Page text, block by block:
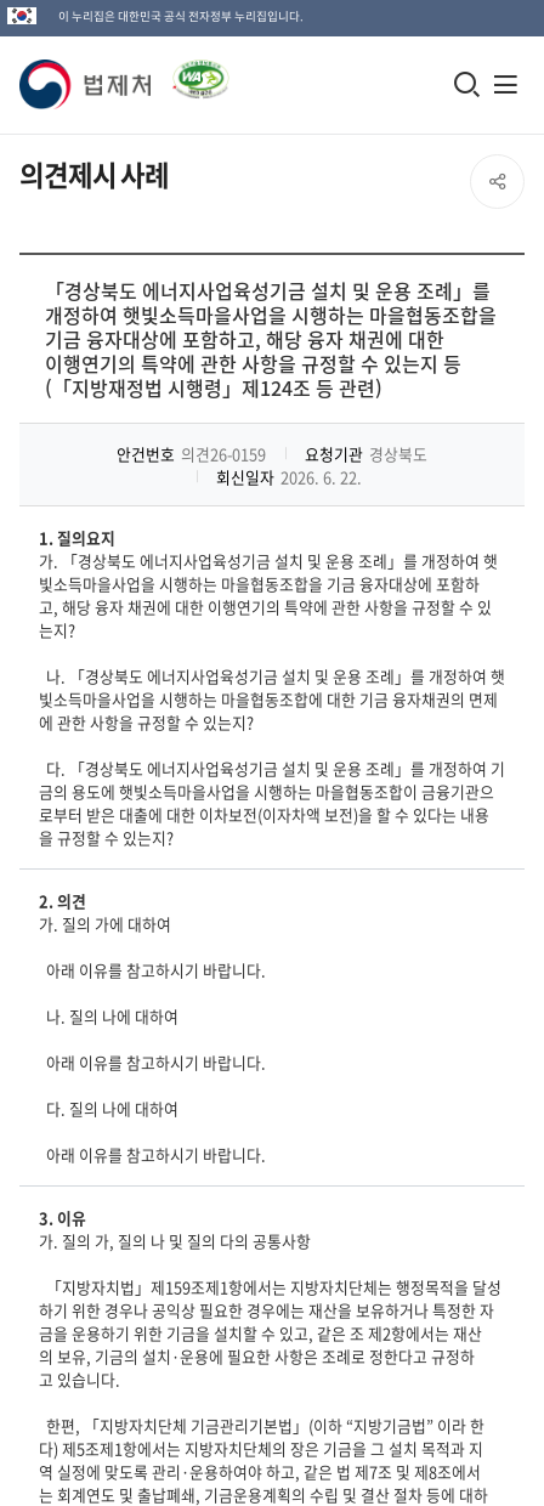
이 누리집은 대한민국 공식 전자정부 누리집입니다.
법
제
처
고
모
창
열
기
의견제시 사례 SNS
「경상북도 에너지사업육성기금 설치 및 운용 조례」를
개정하여 햇빛소득마을사업을 시행하는 마을협동조합을
기금 융자대상에 포함하고, 해당 융자 채권에 대한
이행연기의 특약에 관한 사항을 규정할 수 있는지 등
(「지방재정법 시행령」제124조 등 관련)
안건번호 의견26-0159 요청기관 경상북도
회신일자 2026. 6. 22.
1. 질의요지
가. 「경상북도 에너지사업육성기금 설치 및 운용 조례」를 개정하여 햇
빛소득마을사업을 시행하는 마을협동조합을 기금 융자대상에 포함하
고, 해당 융자 채권에 대한 이행연기의 특약에 관한 사항을 규정할 수 있
는지?
나. 「경상북도 에너지사업육성기금 설치 및 운용 조례」를 개정하여 햇
빛소득마을사업을 시행하는 마을협동조합에 대한 기금 융자채권의 면제
에 관한 사항을 규정할 수 있는지?
다. 「경상북도 에너지사업육성기금 설치 및 운용 조례」를 개정하여 기
금의 용도에 햇빛소득마을사업을 시행하는 마을협동조합이 금융기관으
로부터 받은 대출에 대한 이차보전(이자차액 보전)을 할 수 있다는 내용
을 규정할 수 있는지?
2. 의견
가. 질의 가에 대하여
아래 이유를 참고하시기 바랍니다.
나. 질의 나에 대하여
아래 이유를 참고하시기 바랍니다.
다. 질의 나에 대하여
아래 이유를 참고하시기 바랍니다.
3. 이유
가. 질의 가, 질의 나 및 질의 다의 공통사항
「지방자치법」제159조제1항에서는 지방자치단체는 행정목적을 달성
하기 위한 경우나 공익상 필요한 경우에는 재산을 보유하거나 특정한 자
금을 운용하기 위한 기금을 설치할 수 있고, 같은 조 제2항에서는 재산
의 보유, 기금의 설치·운용에 필요한 사항은 조례로 정한다고 규정하
고 있습니다.
한편, 「지방자치단체 기금관리기본법」(이하 “지방기금법” 이라 한
다) 제5조제1항에서는 지방자치단체의 장은 기금을 그 설치 목적과 지
역 실정에 맞도록 관리·운용하여야 하고, 같은 법 제7조 및 제8조에서
는 회계연도 및 출납폐쇄, 기금운용계획의 수립 및 결산 절차 등에 대하